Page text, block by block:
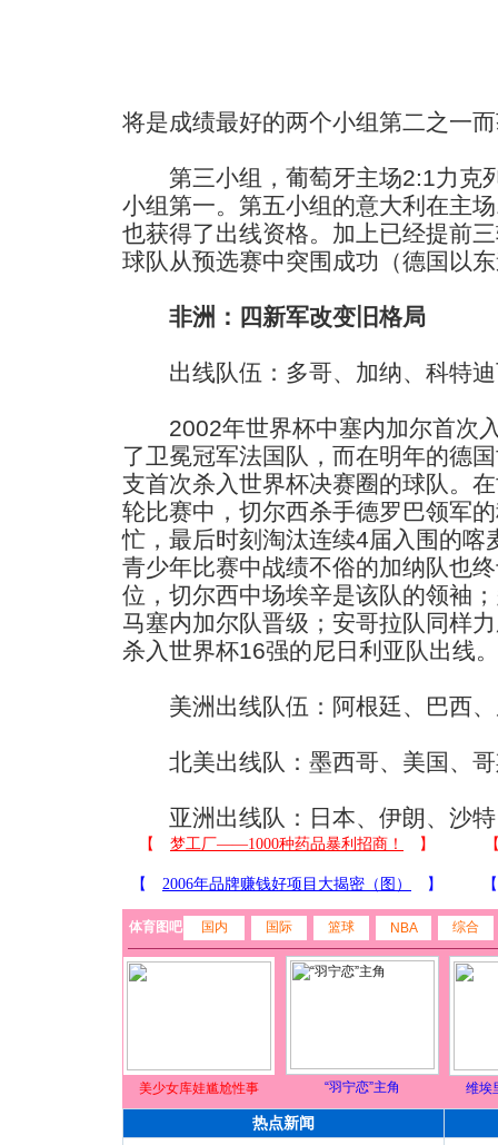
将是成绩最好的两个小组第二之一
第三小组，葡萄牙主场2:1力克
小组第一。第五小组的意大利在主
也获得了出线资格。加上已经提前
球队从预选赛中突围成功（德国以
非洲：四新军改变旧格局
出线队伍：多哥、加纳、科特迪
2002年世界杯中塞内加尔首次入
了卫冕冠军法国队，而在明年的德
支首次杀入世界杯决赛圈的球队。
轮比赛中，切尔西杀手德罗巴领军
忙，最后时刻淘汰连续4届入围的喀
青少年比赛中战绩不俗的加纳队也
位，切尔西中场埃辛是该队的领袖
马塞内加尔队晋级；安哥拉队同样
杀入世界杯16强的尼日利亚队出线。
美洲出线队伍：阿根廷、巴西、
北美出线队：墨西哥、美国、哥
亚洲出线队：日本、伊朗、沙特
体育图吧 国内 国际 篮球 NBA 综合
美少女库娃尴尬性事 “羽宁恋”主角 维埃
热点新闻